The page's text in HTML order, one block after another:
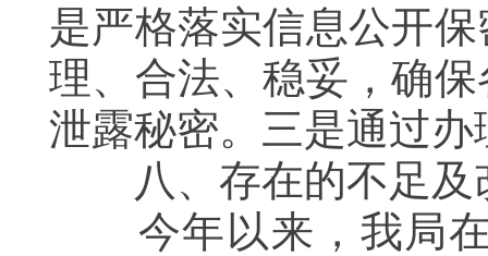
是严格落实信息公开
理、合法、稳妥，确
泄露秘密。三是通过
八、存在的不足及
今年以来，我局在